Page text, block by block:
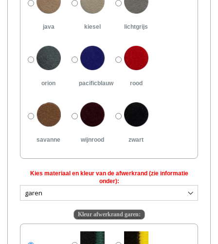
java kiesel lichtgrijs
orion pacificblauw rood
savanne wijnrood zwart
Kies materiaal en kleur van de afwerkrand (zie informatie
onder):
Kleur afwerkrand garen: